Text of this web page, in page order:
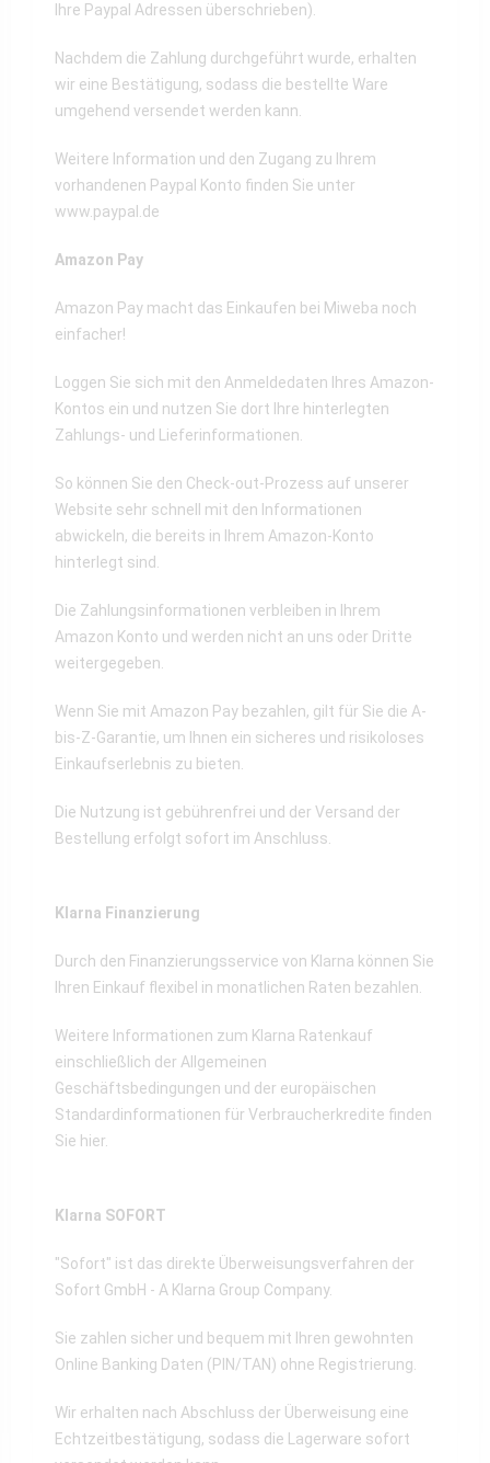
Ihre Paypal Adressen überschrieben).
Nachdem die Zahlung durchgeführt wurde, erhalten
wir eine Bestätigung, sodass die bestellte Ware
umgehend versendet werden kann.
Weitere Information und den Zugang zu Ihrem
vorhandenen Paypal Konto finden Sie unter
www.paypal.de
Amazon Pay
Amazon Pay macht das Einkaufen bei Miweba noch
einfacher!
Loggen Sie sich mit den Anmeldedaten Ihres Amazon-
Kontos ein und nutzen Sie dort Ihre hinterlegten
Zahlungs- und Lieferinformationen.
So können Sie den Check-out-Prozess auf unserer
Website sehr schnell mit den Informationen
abwickeln, die bereits in Ihrem Amazon-Konto
hinterlegt sind.
Die Zahlungsinformationen verbleiben in Ihrem
Amazon Konto und werden nicht an uns oder Dritte
weitergegeben.
Wenn Sie mit Amazon Pay bezahlen, gilt für Sie die A-
bis-Z-Garantie, um Ihnen ein sicheres und risikoloses
Einkaufserlebnis zu bieten.
Die Nutzung ist gebührenfrei und der Versand der
Bestellung erfolgt sofort im Anschluss.
Klarna Finanzierung
Durch den Finanzierungsservice von Klarna können Sie
Ihren Einkauf flexibel in monatlichen Raten bezahlen.
Weitere Informationen zum Klarna Ratenkauf
einschließlich der Allgemeinen
Geschäftsbedingungen und der europäischen
Standardinformationen für Verbraucherkredite finden
Sie hier.
Klarna SOFORT
"Sofort" ist das direkte Überweisungsverfahren der
Sofort GmbH - A Klarna Group Company.
Sie zahlen sicher und bequem mit Ihren gewohnten
Online Banking Daten (PIN/TAN) ohne Registrierung.
Wir erhalten nach Abschluss der Überweisung eine
Echtzeitbestätigung, sodass die Lagerware sofort